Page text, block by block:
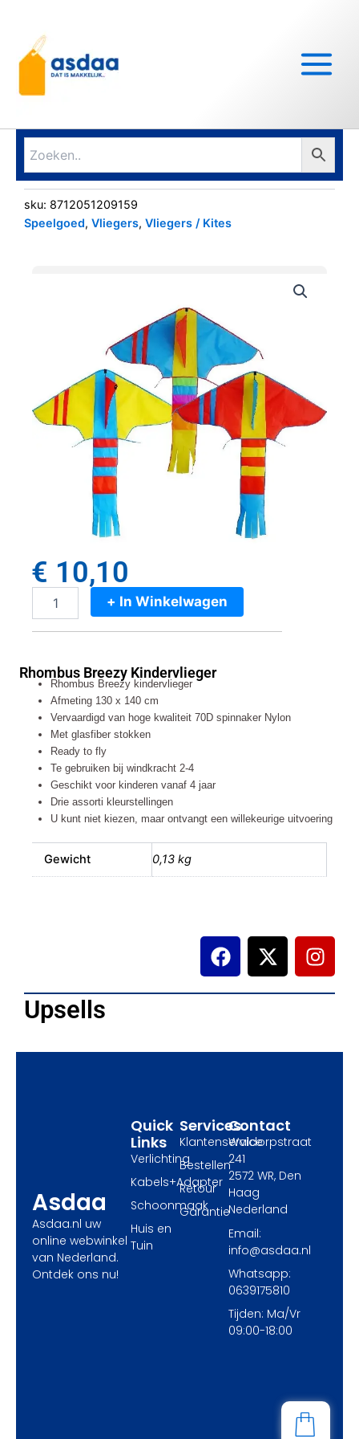
inhoud
sku: 8712051209159
Speelgoed, Vliegers, Vliegers / Kites
€ 10,10
Rhombus
+ In Winkelwagen
Rhombus Breezy Kindervlieger
Rhombus Breezy kindervlieger
Afmeting 130 x 140 cm
Vervaardigd van hoge kwaliteit 70D spinnaker Nylon
Met glasfiber stokken
Ready to fly
Te gebruiken bij windkracht 2-4
Geschikt voor kinderen vanaf 4 jaar
Drie assorti kleurstellingen
U kunt niet kiezen, maar ontvangt een willekeurige uitvoering
Gewicht 0,13 kg
F
a
o
X
-
t
I
n
g
Upsells
Asdaa
Asdaa.nl uw
online webwinkel
van Nederland.
Ontdek ons nu!
Services
Klantenservice
Bestellen
Retour
Garantie
Quick
Links
Verlichting
Kabels+Adapter
Schoonmaak
Huis en
Tuin
Contact
Waldorpstraat
241
2572 WR, Den
Haag
Nederland
Email:
info@asdaa.nl
Whatsapp:
0639175810
Tijden: Ma/Vr
09:00-18:00